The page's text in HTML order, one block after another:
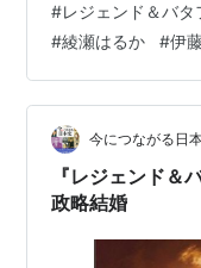
結婚する。 信長は
勝ち気な濃姫も臆
いを果たした2人は
触即発 状態にあっ
大軍が攻め込んで
な…
#レジェンド＆バタ
#綾瀬はるか #伊
今につながる日
『レジェンド＆
政略結婚